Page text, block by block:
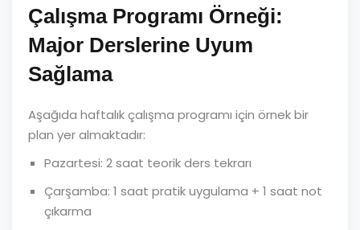
Çalışma Programı Örneği:
Major Derslerine Uyum
Sağlama
Aşağıda haftalık çalışma programı için örnek bir
plan yer almaktadır:
Pazartesi: 2 saat teorik ders tekrarı
Çarşamba: 1 saat pratik uygulama + 1 saat not
çıkarma